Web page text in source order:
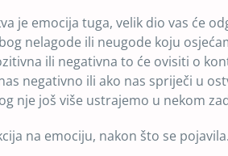
je emocija tuga, velik dio vas će
nelagode ili neugode koju
ili negativna to će ovisiti o
negativno ili ako nas spriječi u
nje još više ustrajemo u nekom
na emociju, nakon što se pojavila.